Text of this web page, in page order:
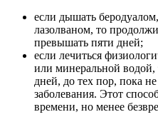
если дышать
лазолваном, то
превышать пяти дней;
если лечиться
или минеральной
дней, до тех пор, пока
заболевания. Этот
времени, но менее